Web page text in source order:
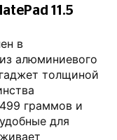
11.5
в
алюминиевого
толщиной
граммов и
для